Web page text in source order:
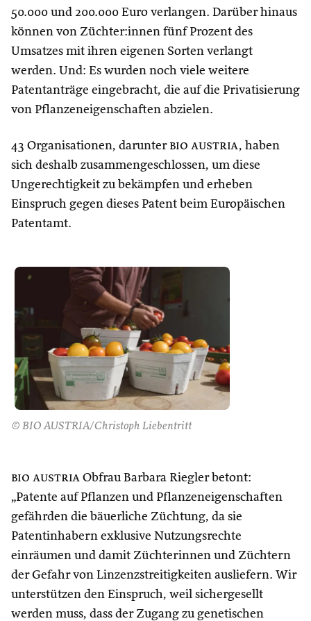
50.000 und 200.000 Euro verlangen. Darüber hinaus
können von Züchter:innen fünf Prozent des
Umsatzes mit ihren eigenen Sorten verlangt
werden. Und: Es wurden noch viele weitere
Patentanträge eingebracht, die auf die Privatisierung
von Pflanzeneigenschaften abzielen.
43 Organisationen, darunter bio austria, haben
sich deshalb zusammengeschlossen, um diese
Ungerechtigkeit zu bekämpfen und erheben
Einspruch gegen dieses Patent beim Europäischen
Patentamt.
© BIO AUSTRIA/Christoph Liebentritt
bio austria Obfrau Barbara Riegler betont:
„Patente auf Pflanzen und Pflanzeneigenschaften
gefährden die bäuerliche Züchtung, da sie
Patentinhabern exklusive Nutzungsrechte
einräumen und damit Züchterinnen und Züchtern
der Gefahr von Linzenzstreitigkeiten ausliefern. Wir
unterstützen den Einspruch, weil sichergesellt
werden muss, dass der Zugang zu genetischen